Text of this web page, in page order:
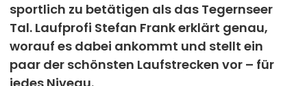
ABO
Werben
sportlich zu betätigen als das Tegernseer
Tal. Laufprofi Stefan Frank erklärt genau,
worauf es dabei ankommt und stellt ein
paar der schönsten Laufstrecken vor – für